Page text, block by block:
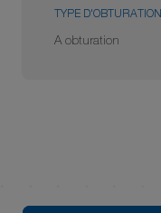
TYPE D'OBTURATION
A obturation